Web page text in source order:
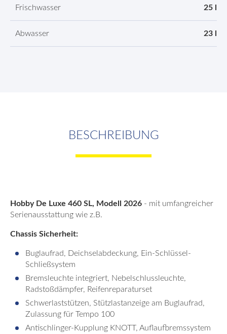
Frischwasser 25 l
Abwasser 23 l
BESCHREIBUNG
Hobby De Luxe 460 SL, Modell 2026 - mit umfangreicher
Serienausstattung wie z.B.
Chassis Sicherheit:
Buglaufrad, Deichselabdeckung, Ein-Schlüssel-
Schließsystem
Bremsleuchte integriert, Nebelschlussleuchte,
Radstoßdämpfer, Reifenreparaturset
Schwerlaststützen, Stützlastanzeige am Buglaufrad,
Zulassung für Tempo 100
Antischlinger-Kupplung KNOTT, Auflaufbremssystem